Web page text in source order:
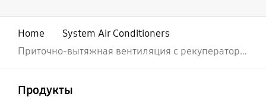
Home
System Air Conditioners
Приточно-вытяжная вентиляция с рекуператором (800 м3/ч) ERV
Продукты